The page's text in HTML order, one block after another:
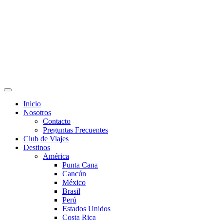
Inicio
Nosotros
Contacto
Preguntas Frecuentes
Club de Viajes
Destinos
América
Punta Cana
Cancún
México
Brasil
Perú
Estados Unidos
Costa Rica